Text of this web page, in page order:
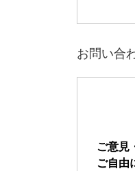
お問い合
ご意見
ご自由